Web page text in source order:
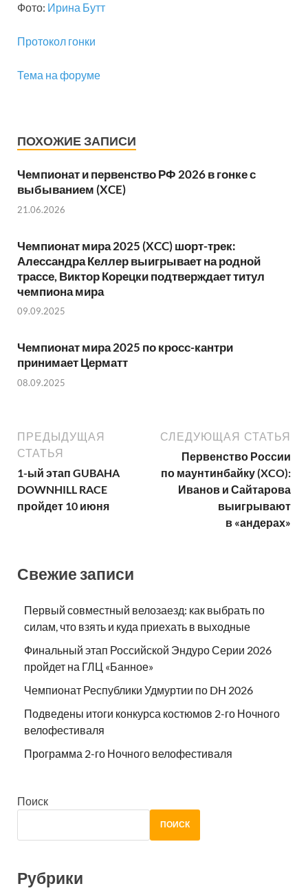
Фото: Ирина Бутт
Протокол гонки
Тема на форуме
ПОХОЖИЕ ЗАПИСИ
Чемпионат и первенство РФ 2026 в гонке с
выбыванием (XCE)
21.06.2026
Чемпионат мира 2025 (XCC) шорт-трек:
Алессандра Келлер выигрывает на родной
трассе, Виктор Корецки подтверждает титул
чемпиона мира
09.09.2025
Чемпионат мира 2025 по кросс-кантри
принимает Церматт
08.09.2025
ПРЕДЫДУЩАЯ
СТАТЬЯ
1-ый этап GUBAHA
DOWNHILL RACE
пройдет 10 июня
СЛЕДУЮЩАЯ СТАТЬЯ
Первенство России
по маунтинбайку (XCO):
Иванов и Сайтарова
выигрывают
в «андерах»
Свежие записи
Первый совместный велозаезд: как выбрать по
силам, что взять и куда приехать в выходные
Финальный этап Российской Эндуро Серии 2026
пройдет на ГЛЦ «Банное»
Чемпионат Республики Удмуртии по DH 2026
Подведены итоги конкурса костюмов 2-го Ночного
велофестиваля
Программа 2-го Ночного велофестиваля
Поиск
ПОИСК
Рубрики